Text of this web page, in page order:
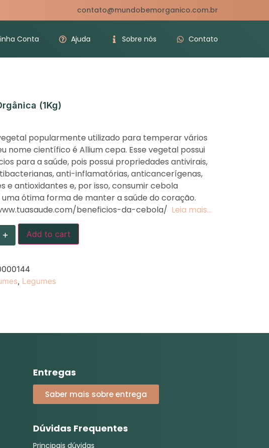
contato@mundobemorganico.com.br
Conta Ajuda Sobre nós Contato
(1Kg)
popularmente utilizado para temperar vários
nome científico é Allium cepa. Esse vegetal possui
para a saúde, pois possui propriedades antivirais,
anti-inflamatórias, anticancerígenas,
e antioxidantes e, por isso, consumir cebola
ótima forma de manter a saúde do coração.
beneficios-da-cebola/ Leia mais…
+ Add to cart
, Legumes
Entregas
Saber mais sobre entrega
Dúvidas Frequentes
Principais dúvidas